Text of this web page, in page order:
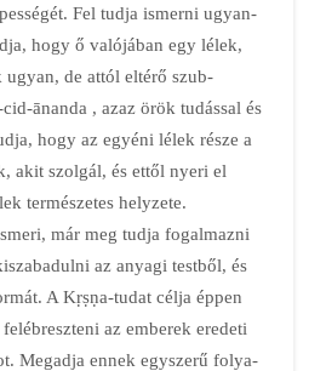
Fel tudja ismerni ugyan­
hogy ő való­já­ban egy lélek,
ugyan, de attól eltérő szub­
ānanda , azaz örök tu­dás­sal és
hogy az egyéni lélek része a
akit szolgál, és ettől nyeri el
ter­mé­szetes helyzete.
már meg tudja fo­gal­maz­ni
az anyagi testből, és
A Kṛṣṇa-tudat célja éppen
az emberek eredeti
Megadja en­nek egyszerű folya­